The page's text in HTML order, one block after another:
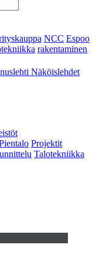
NCC Espoo
rakentaminen
Näköislehdet
Projektit
Talotekniikka